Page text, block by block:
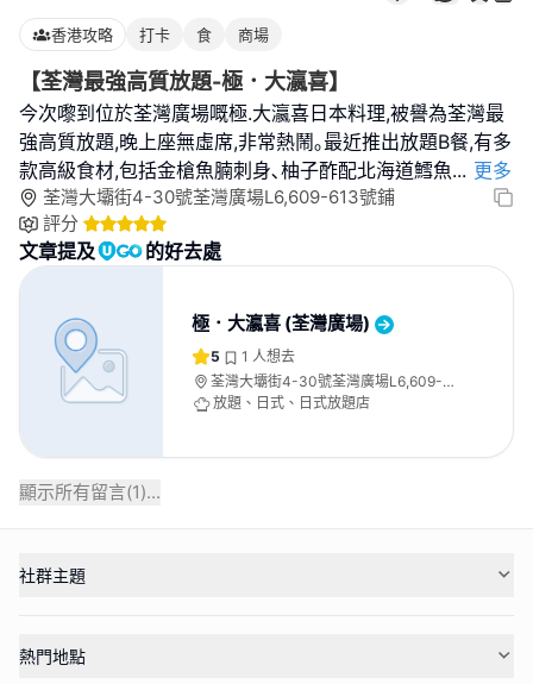
香港攻略 打卡 食 商場
【荃灣最強高質放題-極．大瀛喜】
今次嚟到位於荃灣廣場嘅極.大瀛喜日本料理,被譽為荃灣最
強高質放題,晚上座無虛席,非常熱鬧｡最近推出放題B餐,有多
款高級食材,包括金槍魚腩刺身､柚子酢配北海道鱈魚... 更多
荃灣大壩街4-30號荃灣廣場L6,609-613號鋪
評分
文章提及 的好去處
極．大瀛喜 (荃灣廣場)
5 1 人想去
荃灣大壩街4-30號荃灣廣場L6,609-
613號鋪
放題、日式、日式放題店
顯示所有留言(1)...
社群主題
熱門地點